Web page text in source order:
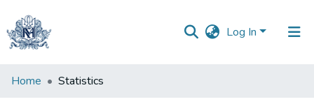
Log In
Communities
Home Statistics